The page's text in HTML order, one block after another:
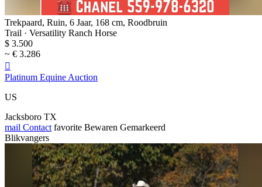
Trekpaard, Ruin, 6 Jaar, 168 cm, Roodbruin
Trail · Versatility Ranch Horse
$ 3.500
~ € 3.286

Platinum Equine Auction
US
Jacksboro TX
mail Contact favorite Bewaren Gemarkeerd
Blikvangers